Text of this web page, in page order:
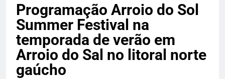
Programação Arroio do Sol
Summer Festival na
temporada de verão em
Arroio do Sal no litoral norte
gaúcho